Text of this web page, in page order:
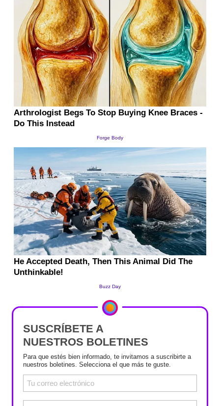
SUSCRÍBETE A
NUESTROS BOLETINES
Para que estés bien informado, te invitamos a suscribirte a
nuestros boletines. Selecciona el que más te guste.